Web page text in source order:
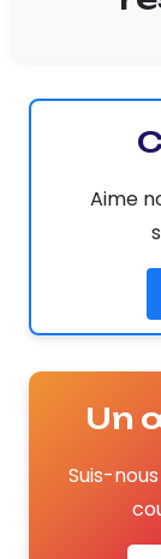
Aime
Un
Suis-